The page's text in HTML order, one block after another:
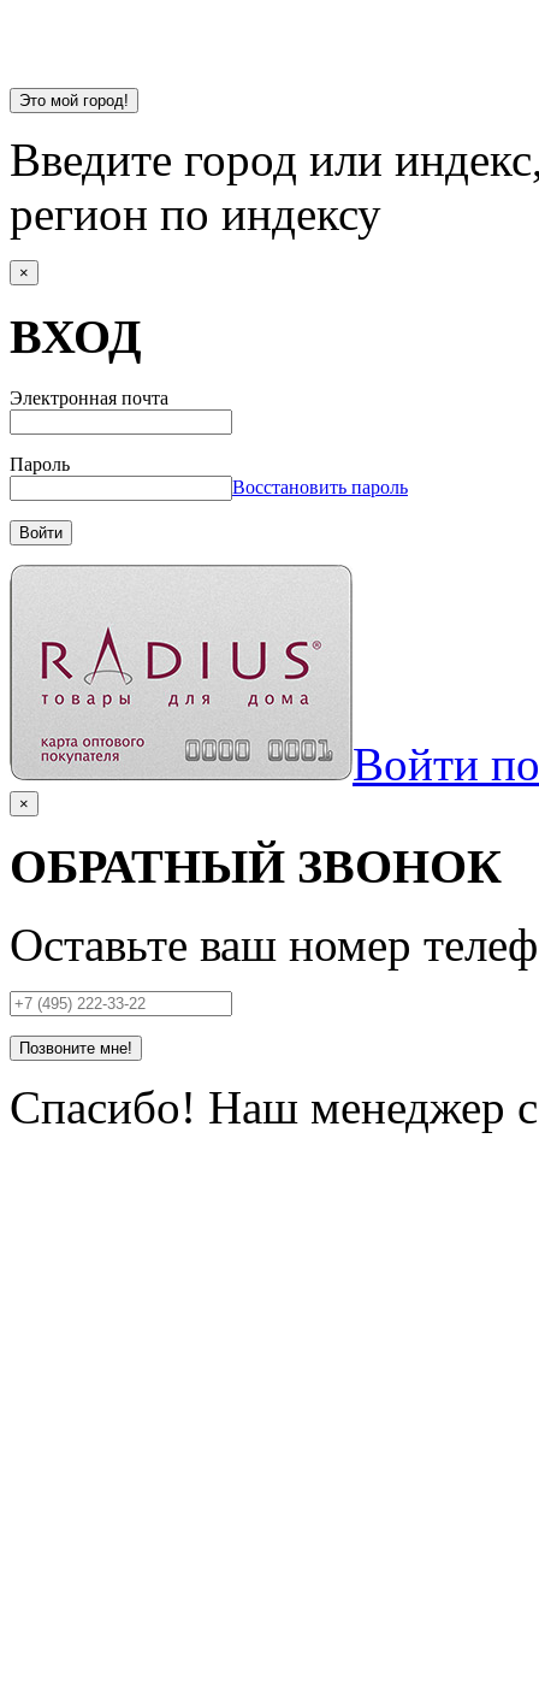
Это мой город!
Введите город или
регион по индексу
×
ВХОД
Электронная почта
Пароль
Восстановить пароль
Войти
Войти
×
ОБРАТНЫЙ ЗВОНОК
Оставьте ваш номер
Позвоните мне!
Спасибо! Наш менеджер